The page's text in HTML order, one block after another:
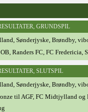
GRUNDSPIL
Sønderjyske, Brøndby,
Randers FC, FC
SLUTSPIL
Sønderjyske, Brøndby,
til AGF, FC Midtjylland